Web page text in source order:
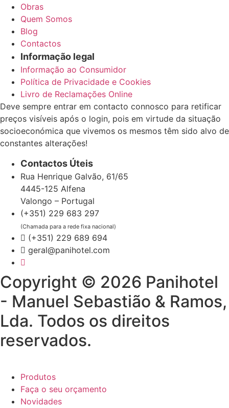
Obras
Quem Somos
Blog
Contactos
Informação legal
Informação ao Consumidor
Política de Privacidade e Cookies
Livro de Reclamações Online
Deve sempre entrar em contacto connosco para retificar
preços visíveis após o login, pois em virtude da situação
socioeconómica que vivemos os mesmos têm sido alvo de
constantes alterações!
Contactos Úteis
Rua Henrique Galvão, 61/65
4445-125 Alfena
Valongo – Portugal
(+351) 229 683 297
(Chamada para a rede fixa nacional)
(+351) 229 689 694
geral@panihotel.com
Copyright © 2026 Panihotel
- Manuel Sebastião & Ramos,
Lda. Todos os direitos
reservados.
Produtos
Faça o seu orçamento
Novidades